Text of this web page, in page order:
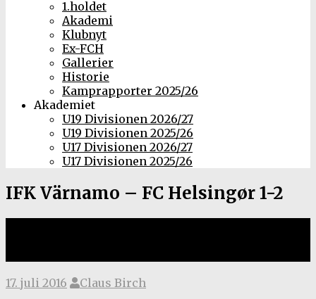
1.holdet
Akademi
Klubnyt
Ex-FCH
Gallerier
Historie
Kamprapporter 2025/26
Akademiet
U19 Divisionen 2026/27
U19 Divisionen 2025/26
U17 Divisionen 2026/27
U17 Divisionen 2025/26
IFK Värnamo – FC Helsingør 1-2
17. juli 2016 Claus Birch